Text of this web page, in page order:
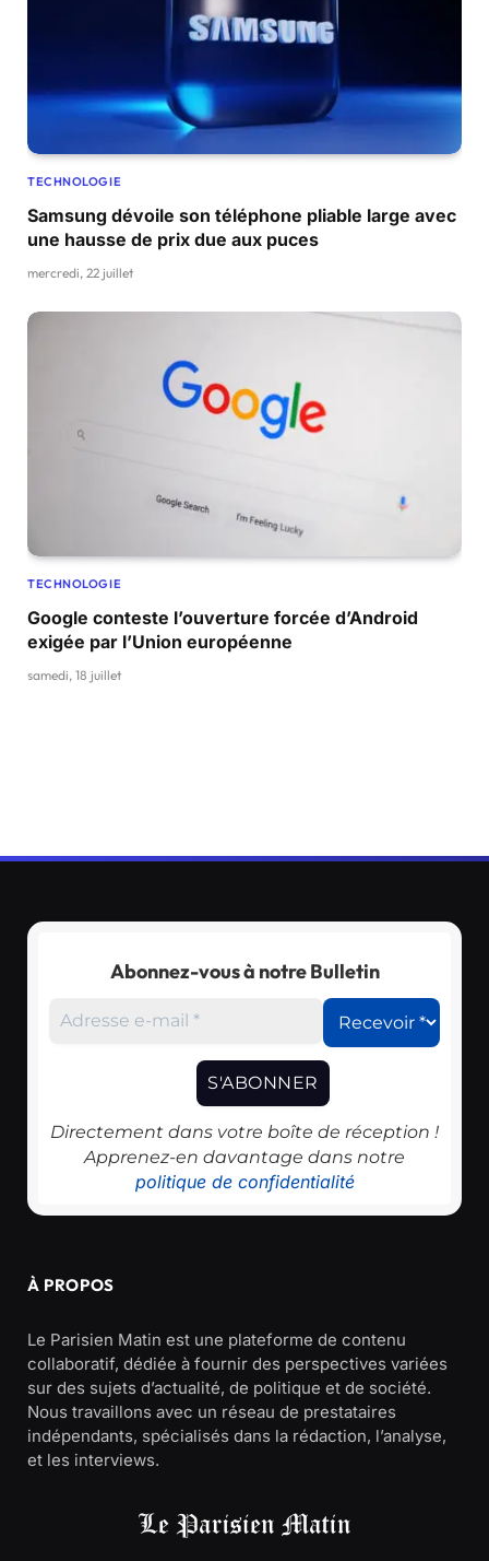
TECHNOLOGIE
Samsung dévoile son téléphone pliable large avec
une hausse de prix due aux puces
mercredi, 22 juillet
TECHNOLOGIE
Google conteste l’ouverture forcée d’Android
exigée par l’Union européenne
samedi, 18 juillet
Abonnez-vous à notre Bulletin
Directement dans votre boîte de réception !
Apprenez-en davantage dans notre
politique de confidentialité
À PROPOS
Le Parisien Matin est une plateforme de contenu
collaboratif, dédiée à fournir des perspectives variées
sur des sujets d’actualité, de politique et de société.
Nous travaillons avec un réseau de prestataires
indépendants, spécialisés dans la rédaction, l’analyse,
et les interviews.